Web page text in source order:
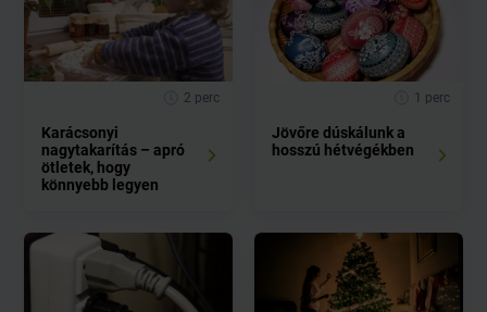
2 perc
Karácsonyi
nagytakarítás – apró
ötletek, hogy
könnyebb legyen
1 perc
Jövőre dúskálunk a
hosszú hétvégékben